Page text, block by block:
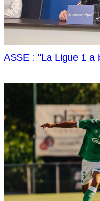
ASSE : "La Ligue 1 a